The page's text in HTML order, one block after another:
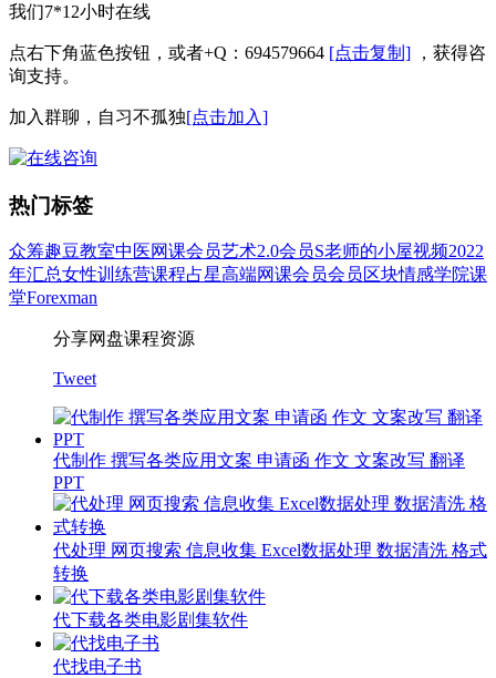
我们7*12小时在线
点右下角蓝色按钮，或者+Q：694579664 [点击复制] ，获得咨
询支持。
加入群聊，自习不孤独[点击加入]
热门标签
众筹趣豆教室中医网课会员艺术2.0会员S老师的小屋视频2022
年汇总女性训练营课程占星高端网课会员会员区块情感学院课
堂Forexman
分享网盘课程资源
Tweet
代制作 撰写各类应用文案 申请函 作文 文案改写 翻译
PPT
代处理 网页搜索 信息收集 Excel数据处理 数据清洗 格式
转换
代下载各类电影剧集软件
代找电子书